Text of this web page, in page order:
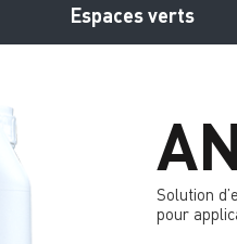
Espaces verts
Solution
pour